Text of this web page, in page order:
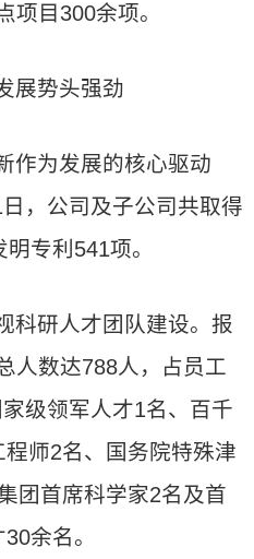
项目300余项。
展势头强劲
作为发展的核心驱动
，公司及子公司共取得
专利541项。
科研人才团队建设。报
人数达788人，占员工
级领军人才1名、百千
师2名、国务院特殊津
团首席科学家2名及首
余名。